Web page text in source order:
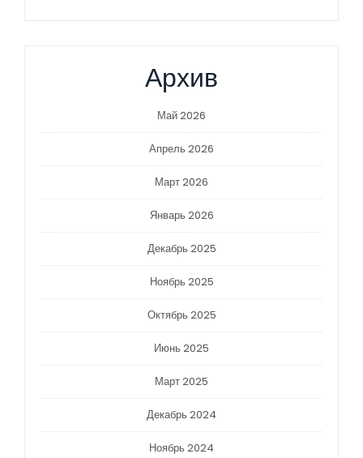
Архив
Май 2026
Апрель 2026
Март 2026
Январь 2026
Декабрь 2025
Ноябрь 2025
Октябрь 2025
Июнь 2025
Март 2025
Декабрь 2024
Ноябрь 2024